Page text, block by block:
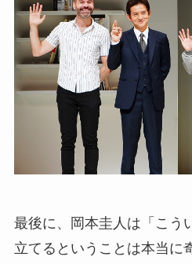
最後に、岡本圭人は「こう
立てるということは本当に